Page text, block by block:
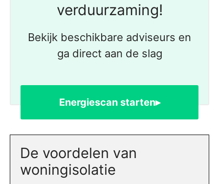
verduurzaming!
Bekijk beschikbare adviseurs en
ga direct aan de slag
Energiescan starten▸
De voordelen van
woningisolatie